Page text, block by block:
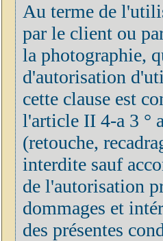
Au terme de
par le client ou
la photographie,
d'autorisation
cette clause est
l'article II 4-a 3 °
(retouche,
interdite sauf
de l'autorisation
dommages et
des présentes